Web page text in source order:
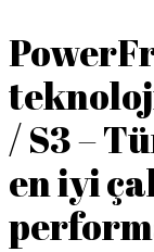
/ S3 –
en iyi